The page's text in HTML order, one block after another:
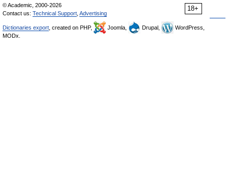
18+
© Academic, 2000-2026
Contact us: Technical Support Advertising
Dictionaries export , created on PHP, Joomla, Drupal,
WordPress,
MODx.